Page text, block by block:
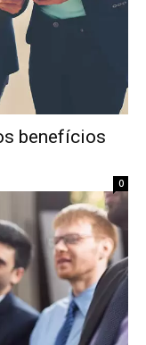
benefícios
0